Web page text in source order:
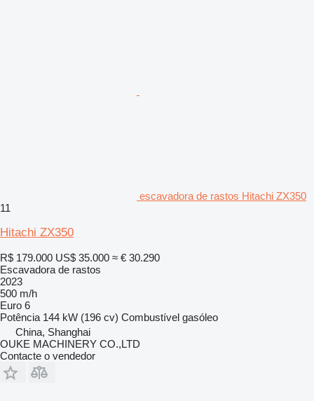
escavadora de rastos Hitachi ZX350
11
Hitachi ZX350
R$ 179.000 US$ 35.000 ≈ € 30.290
Escavadora de rastos
2023
500 m/h
Euro 6
Potência 144 kW (196 cv) Combustível gasóleo
China, Shanghai
OUKE MACHINERY CO.,LTD
Contacte o vendedor